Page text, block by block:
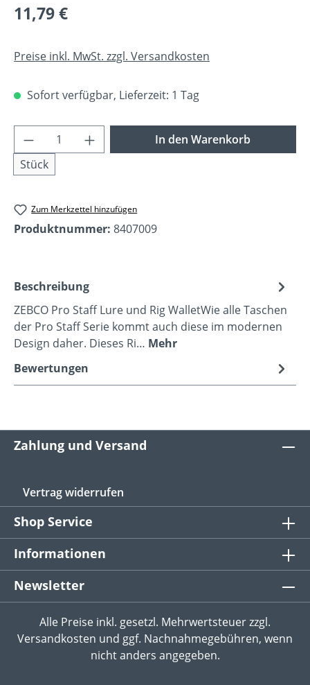
Regulärer Preis:
11,79 €
Preise inkl. MwSt. zzgl. Versandkosten
Sofort verfügbar, Lieferzeit: 1 Tag
Produkt Anzahl: Gib den gewünschten
Stück
In den Warenkorb
Zum Merkzettel hinzufügen
Produktnummer: 8407009
Beschreibung
ZEBCO Pro Staff Lure und Rig WalletWie alle Taschen
der Pro Staff Serie kommt auch diese im modernen
Design daher. Dieses Ri… Mehr
Bewertungen
Zahlung und Versand
Vertrag widerrufen
Shop Service
Informationen
Newsletter
Alle Preise inkl. gesetzl. Mehrwertsteuer zzgl.
Versandkosten und ggf. Nachnahmegebühren, wenn
nicht anders angegeben.